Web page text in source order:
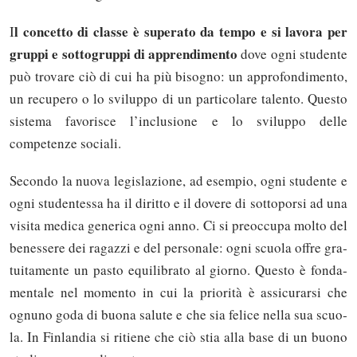
Il concetto di classe è superato da tempo e si lavora per
gruppi e sottogruppi di apprendimento dove ogni studente
può trovare ciò di cui ha più bisogno: un approfondimento,
un recupero o lo sviluppo di un particolare talento. Questo
sistema favorisce l’inclusione e lo sviluppo delle
competenze sociali.
Se­con­do la nuo­va le­gi­sla­zio­ne, ad esem­pio, ogni stu­den­te e
ogni stu­den­tes­sa ha il di­rit­to e il do­ve­re di sot­to­por­si ad una
vi­si­ta me­di­ca ge­ne­ri­ca ogni an­no. Ci si pre­oc­cu­pa mol­to del
be­nes­se­re dei ra­gaz­zi e del per­so­na­le: ogni scuo­la of­fre gra­
tui­ta­men­te un pa­sto equi­li­bra­to al gior­no. Que­sto è fon­da­
men­ta­le nel mo­men­to in cui la prio­ri­tà è as­si­cu­rar­si che
ognu­no go­da di buo­na sa­lu­te e che sia fe­li­ce nel­la sua scuo­
la. In Fin­lan­dia si ri­tie­ne che ciò stia al­la ba­se di un buo­no